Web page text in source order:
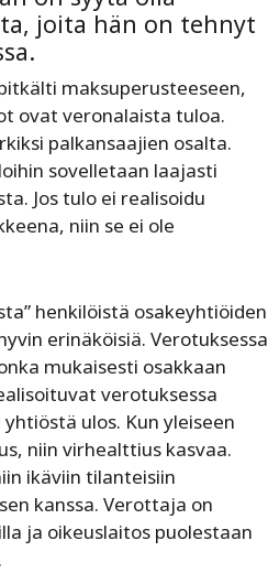
joita hän on tehnyt
maksuperusteeseen,
ovat veronalaista tuloa.
palkansaajien osalta.
sovelletaan laajasti
Jos tulo ei realisoidu
niin se ei ole
henkilöistä osakeyhtiöiden
erinäköisiä. Verotuksessa
mukaisesti osakkaan
verotuksessa
ulos. Kun yleiseen
niin virhealttius kasvaa.
ikäviin tilanteisiin
kanssa. Verottaja on
ja oikeuslaitos puolestaan